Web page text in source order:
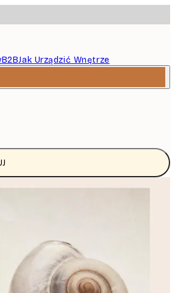
B2BJak Urządzić Wnętrze